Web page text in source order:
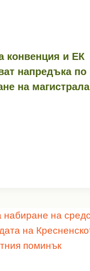
конвенция и ЕК
напредъка по
на магистрала